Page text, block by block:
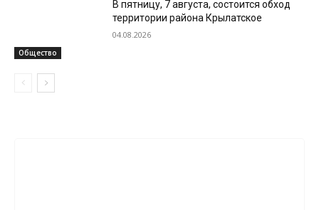
Общество
В пятницу, 7 августа, состоится обход
территории района Крылатское
04.08.2026